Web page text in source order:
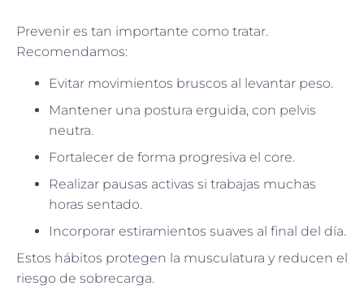
Prevenir es tan importante como tratar.
Recomendamos:
Evitar movimientos bruscos al levantar peso.
Mantener una postura erguida, con pelvis
neutra.
Fortalecer de forma progresiva el core.
Realizar pausas activas si trabajas muchas
horas sentado.
Incorporar estiramientos suaves al final del día.
Estos hábitos protegen la musculatura y reducen el
riesgo de sobrecarga.